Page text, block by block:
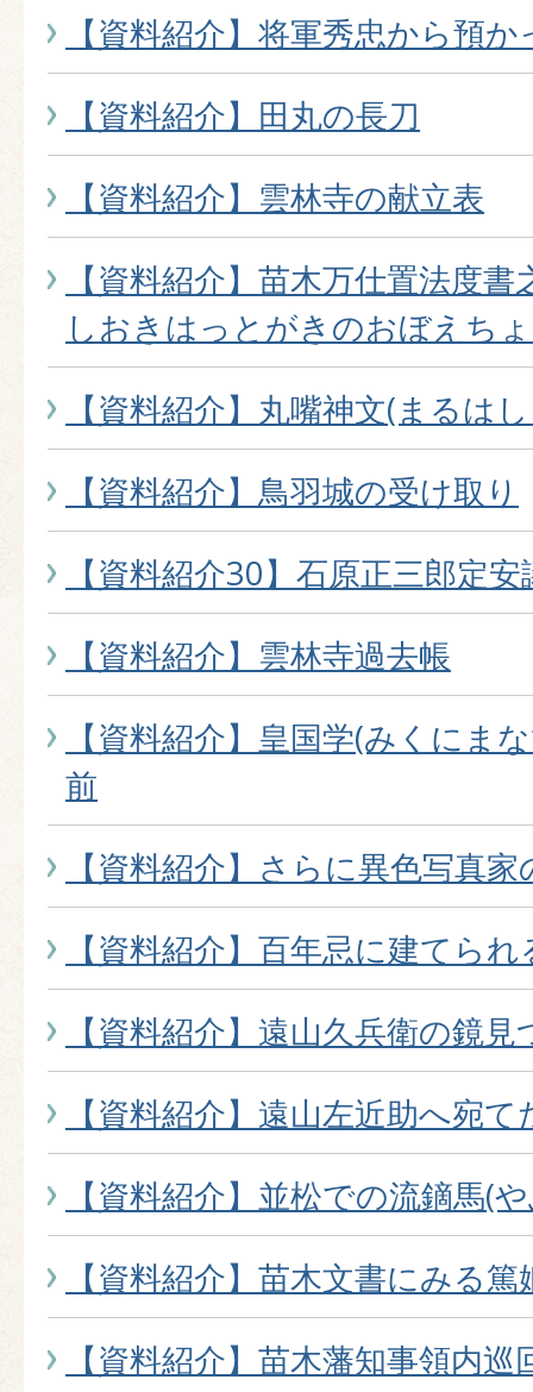
【資料紹介】将軍秀忠から預
【資料紹介】田丸の長刀
【資料紹介】雲林寺の献立表
【資料紹介】苗木万仕置法度
しおきはっとがきのおぼえち
【資料紹介】丸嘴神文(まるは
【資料紹介】鳥羽城の受け取り
【資料紹介30】石原正三郎定
【資料紹介】雲林寺過去帳
【資料紹介】皇国学(みくにま
前
【資料紹介】さらに異色写真
【資料紹介】百年忌に建てら
【資料紹介】遠山久兵衛の鏡見
【資料紹介】遠山左近助へ宛
【資料紹介】並松での流鏑馬(
【資料紹介】苗木文書にみる篤
【資料紹介】苗木藩知事領内巡